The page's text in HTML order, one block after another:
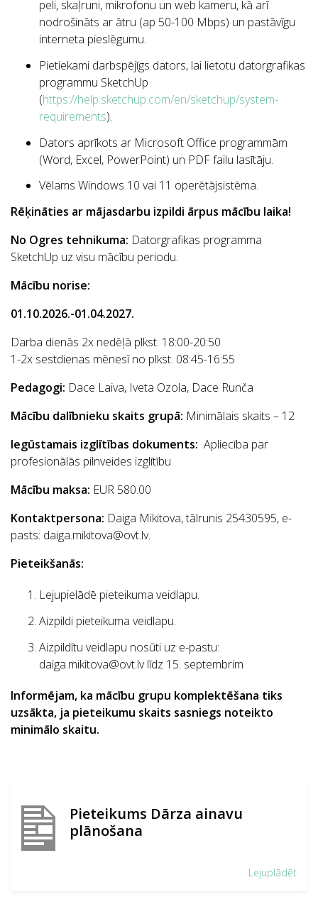
peli, skaļruni, mikrofonu un web kameru, kā arī
nodrošināts ar ātru (ap 50-100 Mbps) un pastāvīgu
interneta pieslēgumu.
Pietiekami darbspējīgs dators, lai lietotu datorgrafikas
programmu SketchUp
(https://help.sketchup.com/en/sketchup/system-
requirements).
Dators aprīkots ar Microsoft Office programmām
(Word, Excel, PowerPoint) un PDF failu lasītāju.
Vēlams Windows 10 vai 11 operētājsistēma.
Rēķināties ar mājasdarbu izpildi ārpus mācību laika!
No Ogres tehnikuma: Datorgrafikas programma
SketchUp uz visu mācību periodu.
Mācību norise:
01.10.2026.-01.04.2027.
Darba dienās 2x nedēļā plkst. 18:00-20:50
1-2x sestdienas mēnesī no plkst. 08:45-16:55
Pedagogi: Dace Laiva, Iveta Ozola, Dace Runča
Mācību dalībnieku skaits grupā: Minimālais skaits – 12
Iegūstamais izglītības dokuments: Apliecība par
profesionālās pilnveides izglītību
Mācību maksa: EUR 580.00
Kontaktpersona: Daiga Mikitova, tālrunis 25430595, e-
pasts: daiga.mikitova@ovt.lv.
Pieteikšanās:
Lejupielādē pieteikuma veidlapu.
Aizpildi pieteikuma veidlapu.
Aizpildītu veidlapu nosūti uz e-pastu:
daiga.mikitova@ovt.lv līdz 15. septembrim
Informējam, ka mācību grupu komplektēšana tiks
uzsākta, ja pieteikumu skaits sasniegs noteikto
minimālo skaitu.
Pieteikums Dārza ainavu
plānošana
Lejuplādēt